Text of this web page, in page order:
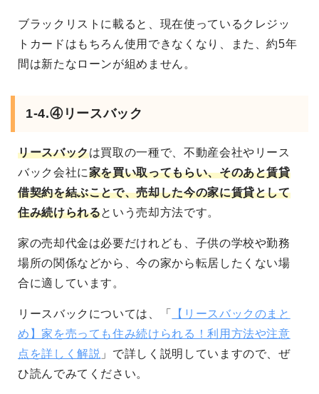
ブラックリストに載ると、現在使っているクレジッ
トカードはもちろん使用できなくなり、また、約5年
間は新たなローンが組めません。
1-4.④リースバック
リースバックは買取の一種で、不動産会社やリース
バック会社に家を買い取ってもらい、そのあと賃貸
借契約を結ぶことで、売却した今の家に賃貸として
住み続けられるという売却方法です。
家の売却代金は必要だけれども、子供の学校や勤務
場所の関係などから、今の家から転居したくない場
合に適しています。
リースバックについては、「
【リースバックのまと
め】家を売っても住み続けられる！利用方法や注意
点を詳しく解説 」で詳しく説明していますので、ぜ
ひ読んでみてください。